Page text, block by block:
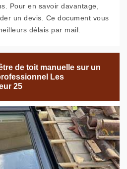
Pour en savoir davantage,
un devis. Ce document vous
délais par mail.
de toit manuelle sur un
Les
25